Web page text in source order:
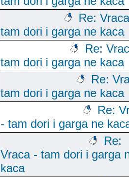
Re:
tam dori i garga ne kaca
Re:
tam dori i garga ne kaca
Re:
tam dori i garga ne kaca
Re:
- tam dori i garga ne
Re:
Vraca - tam dori i garga
kaca